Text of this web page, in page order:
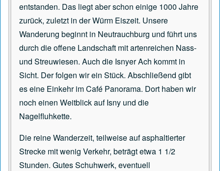
entstanden. Das liegt aber schon einige 1000 Jahre
zurück, zuletzt in der Würm Eiszeit. Unsere
Wanderung beginnt in Neutrauchburg und führt uns
durch die offene Landschaft mit artenreichen Nass-
und Streuwiesen. Auch die Isnyer Ach kommt in
Sicht. Der folgen wir ein Stück. Abschließend gibt
es eine Einkehr im Café Panorama. Dort haben wir
noch einen Weitblick auf Isny und die
Nagelfluhkette.
Die reine Wanderzeit, teilweise auf asphaltierter
Strecke mit wenig Verkehr, beträgt etwa 1 1/2
Stunden. Gutes Schuhwerk, eventuell